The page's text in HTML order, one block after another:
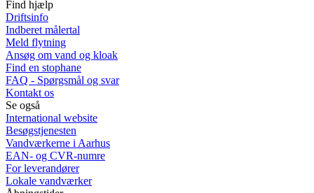
Find hjælp
Driftsinfo
Indberet målertal
Meld flytning
Ansøg om vand og kloak
Find en stophane
FAQ - Spørgsmål og svar
Kontakt os
Se også
International website
Besøgstjenesten
Vandværkerne i Aarhus
EAN- og CVR-numre
For leverandører
Lokale vandværker